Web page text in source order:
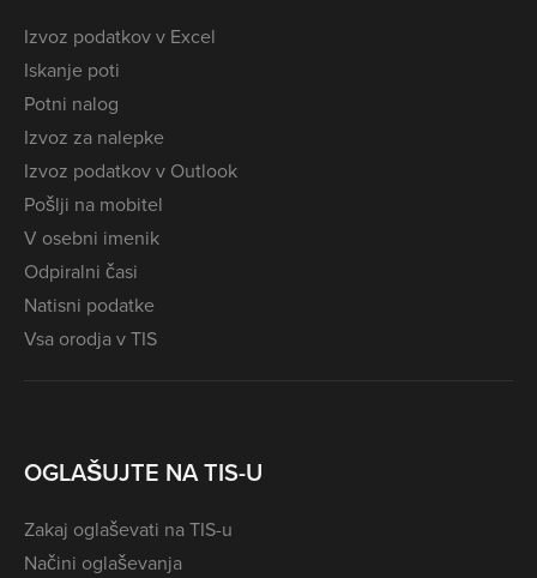
Izvoz podatkov v Excel
Iskanje poti
Potni nalog
Izvoz za nalepke
Izvoz podatkov v Outlook
Pošlji na mobitel
V osebni imenik
Odpiralni časi
Natisni podatke
Vsa orodja v TIS
OGLAŠUJTE NA TIS-U
Zakaj oglaševati na TIS-u
Načini oglaševanja